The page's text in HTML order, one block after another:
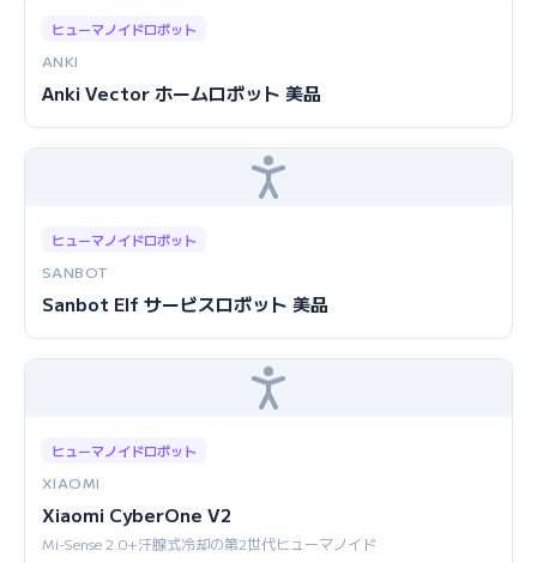
ヒューマノイドロボット
ANKI
Anki Vector ホームロボット 美品
ヒューマノイドロボット
SANBOT
Sanbot Elf サービスロボット 美品
ヒューマノイドロボット
XIAOMI
Xiaomi CyberOne V2
Mi-Sense 2.0+汗腺式冷却の第2世代ヒューマノイド